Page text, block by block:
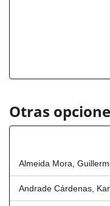
Otras
Almeida Mora,
Andrade Cárdenas,